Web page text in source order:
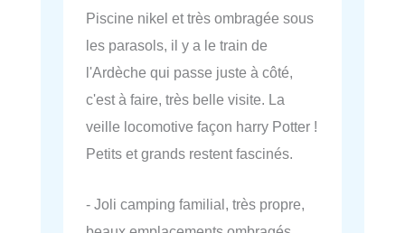
Piscine nikel et très ombragée sous
les parasols, il y a le train de
l'Ardèche qui passe juste à côté,
c'est à faire, très belle visite. La
veille locomotive façon harry Potter !
Petits et grands restent fascinés.
- Joli camping familial, très propre,